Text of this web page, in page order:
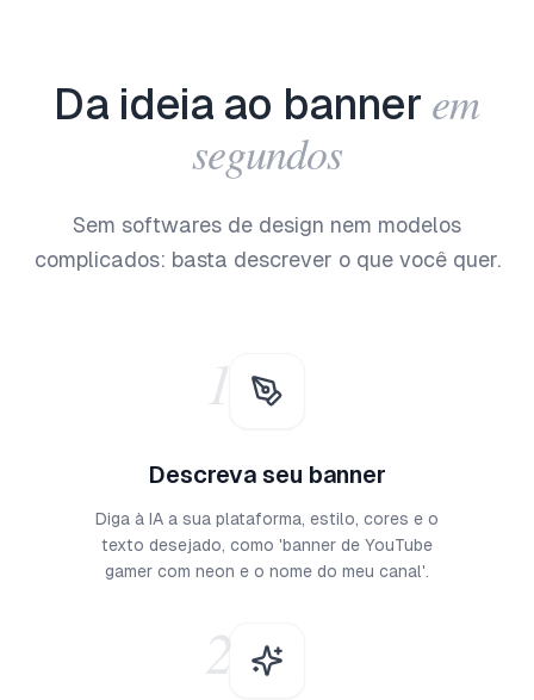
Da ideia ao banner em
segundos
Sem softwares de design nem modelos
complicados: basta descrever o que você quer.
1
Descreva seu banner
Diga à IA a sua plataforma, estilo, cores e o
texto desejado, como 'banner de YouTube
gamer com neon e o nome do meu canal'.
2